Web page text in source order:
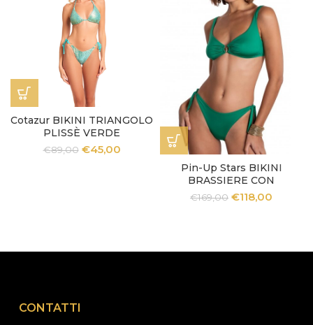
Cotazur BIKINI TRIANGOLO
PLISSÈ VERDE
€89,00 €45,00
Pin-Up Stars BIKINI
BRASSIERE CON
ACCESSORIO TINTA UNITA
€169,00 €118,00
CONTATTI